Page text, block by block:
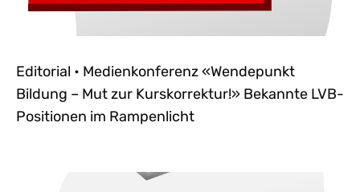
Editorial • Medienkonferenz «Wendepunkt
Bildung – Mut zur Kurskorrektur!» Bekannte LVB-
Positionen im Rampenlicht